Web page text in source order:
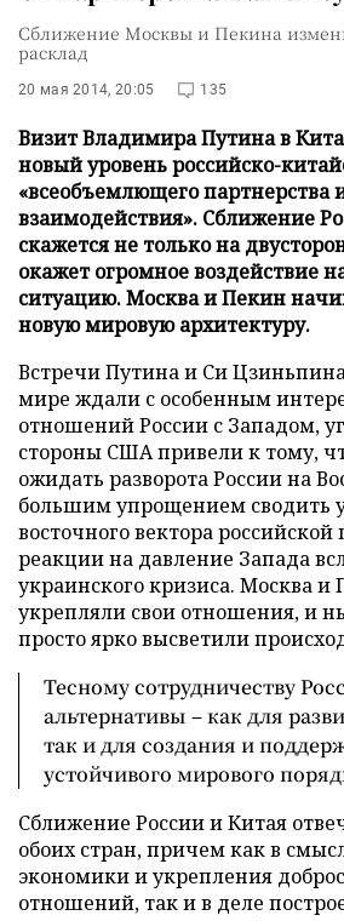
Сближение Москвы и Пекина
расклад
20 мая 2014, 20:05 135
Визит Владимира Путина в
новый уровень российско-
«всеобъемлющего партнерства
взаимодействия». Сближение
скажется не только на
окажет огромное воздействие
ситуацию. Москва и Пекин
новую мировую архитектуру.
Встречи Путина и Си
мире ждали с особенным
отношений России с Западом,
стороны США привели к тому,
ожидать разворота России на
большим упрощением сводить
восточного вектора
реакции на давление Запада
украинского кризиса. Москва и
укрепляли свои отношения, и
просто ярко высветили
Тесному сотрудничеству
альтернативы – как для
так и для создания и
устойчивого мирового
Сближение России и Китая
обоих стран, причем как в
экономики и укрепления
отношений, так и в деле